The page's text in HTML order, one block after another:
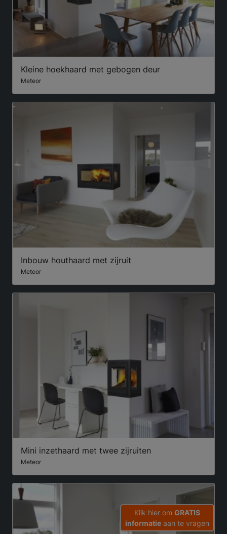
Kleine hoekhaard met gebogen deur
Meteor
Inbouw houthaard met zijruit
Meteor
Mini inzethaard met twee zijruiten
Meteor
Klik hier om GRATIS
informatie aan te vragen